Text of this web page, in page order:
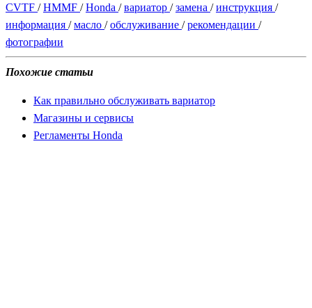
CVTF /HMMF /Honda /вариатор /замена /инструкция /
информация /масло /обслуживание /рекомендации /
фотографии
Похожие статьи
Как правильно обслуживать вариатор
Магазины и сервисы
Регламенты Honda